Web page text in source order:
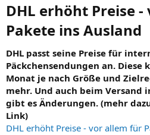
DHL erhöht Preise
Pakete ins Ausland​
DHL passt seine Preise für
Päckchensendungen an. Diese
Monat je nach Größe und
mehr. Und auch beim Versand
gibt es Änderungen. (mehr
Link)
DHL erhöht Preise - vor allem für